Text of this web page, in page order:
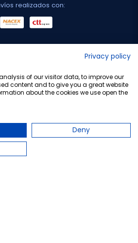
realizados con:
Privacy policy
of our visitor data, to improve our
content and to give you a great website
about the cookies we use open the
Deny